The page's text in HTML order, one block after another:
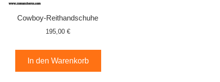
Cowboy-Reithandschuhe
195,00 €
In den Warenkorb